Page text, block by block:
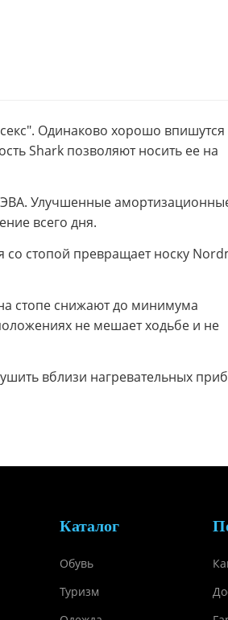
Одинаково хорошо впишутся
Shark позволяют носить ее на
Улучшенные
всего дня.
стопой превращает носку
стопе снижают до минимума
не мешает ходьбе и не
вблизи нагревательных
Каталог
Обувь
Туризм